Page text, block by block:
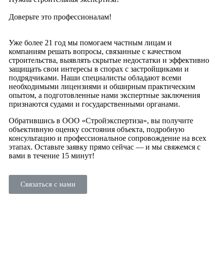
Доверьте это профессионалам!
Уже более 21 год мы помогаем частным лицам и
компаниям решать вопросы, связанные с качеством
строительства, выявлять скрытые недостатки и эффективно
защищать свои интересы в спорах с застройщиками и
подрядчиками. Наши специалисты обладают всеми
необходимыми лицензиями и обширным практическим
опытом, а подготовленные нами экспертные заключения
признаются судами и государственными органами.
Обратившись в ООО «Стройэкспертиза», вы получите
объективную оценку состояния объекта, подробную
консультацию и профессиональное сопровождение на всех
этапах. Оставьте заявку прямо сейчас — и мы свяжемся с
вами в течение 15 минут!
Связаться с нами